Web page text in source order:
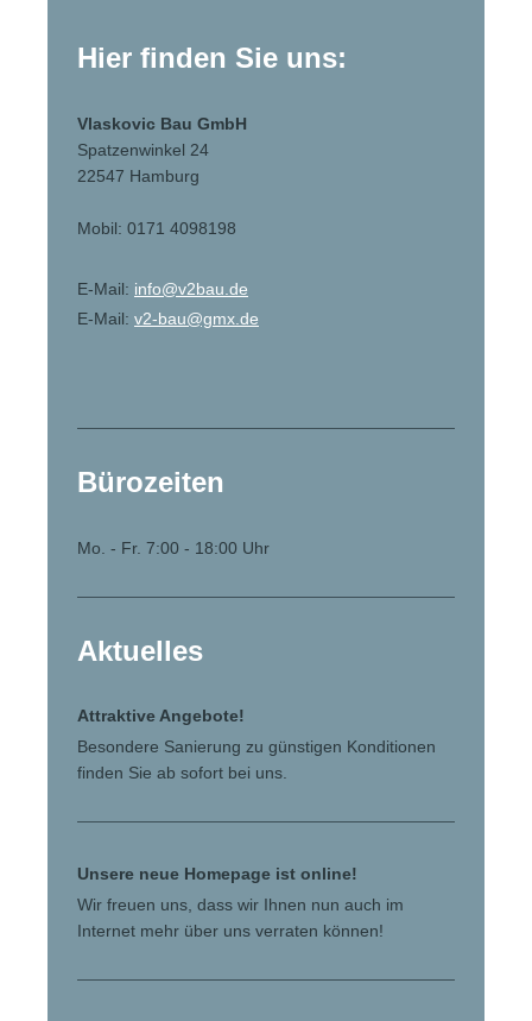
Hier finden Sie uns:
Vlaskovic Bau GmbH
Spatzenwinkel 24
22547 Hamburg
Mobil: 0171 4098198
E-Mail: info@v2bau.de
E-Mail: v2-bau@gmx.de
Bürozeiten
Mo. - Fr. 7:00 - 18:00 Uhr
Aktuelles
Attraktive Angebote!
Besondere Sanierung zu günstigen Konditionen
finden Sie ab sofort bei uns.
Unsere neue Homepage ist online!
Wir freuen uns, dass wir Ihnen nun auch im
Internet mehr über uns verraten können!